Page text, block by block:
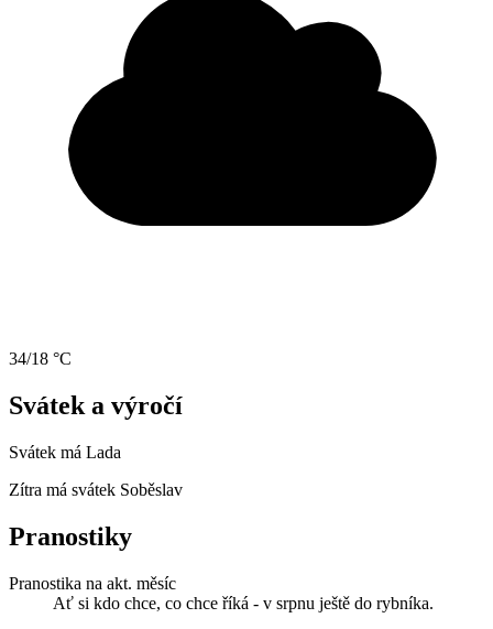
34/18 °C
Svátek a výročí
Svátek má Lada
Zítra má svátek Soběslav
Pranostiky
Pranostika na akt. měsíc
Ať si kdo chce, co chce říká - v srpnu ještě do rybníka.